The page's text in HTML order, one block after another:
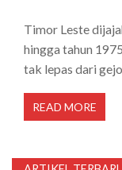
Timor Leste
hingga tahun
tak lepas dari
READ MORE